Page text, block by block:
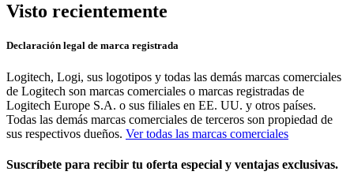
Visto recientemente
Declaración legal de marca registrada
Logitech, Logi, sus logotipos y todas las demás marcas comerciales
de Logitech son marcas comerciales o marcas registradas de
Logitech Europe S.A. o sus filiales en EE. UU. y otros países.
Todas las demás marcas comerciales de terceros son propiedad de
sus respectivos dueños. Ver todas las marcas comerciales
Suscríbete para recibir tu oferta especial y ventajas exclusivas.